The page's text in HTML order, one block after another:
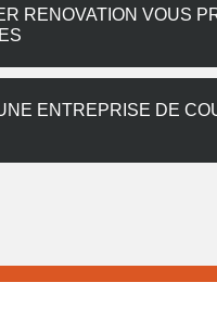
RENOVATION VOUS
ENTREPRISE DE